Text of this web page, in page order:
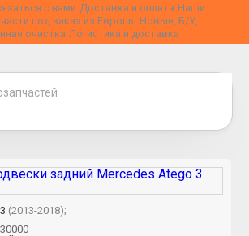
с нами Доставка и оплата Наши
под заказ из Европы Новые, Б/У,
очистка Логистика и доставка
(2013-2018);